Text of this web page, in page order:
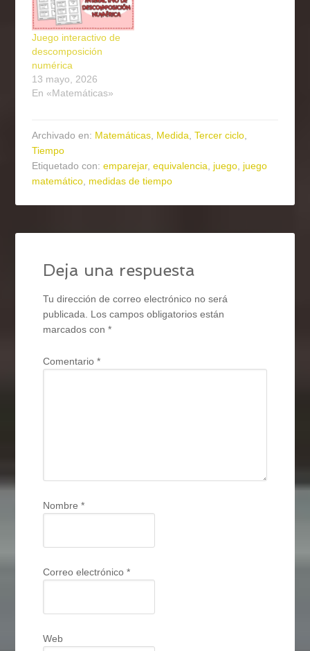
Juego interactivo de
descomposición
numérica
13 mayo, 2026
En «Matemáticas»
Archivado en: Matemáticas, Medida,Tercer ciclo,
Tiempo
Etiquetado con:emparejar,equivalencia, juego, juego
matemático, medidas de tiempo
Deja una respuesta
Tu dirección de correo electrónico no será
publicada. Los campos obligatorios están
marcados con*
Comentario*
Nombre*
Correo electrónico*
Web